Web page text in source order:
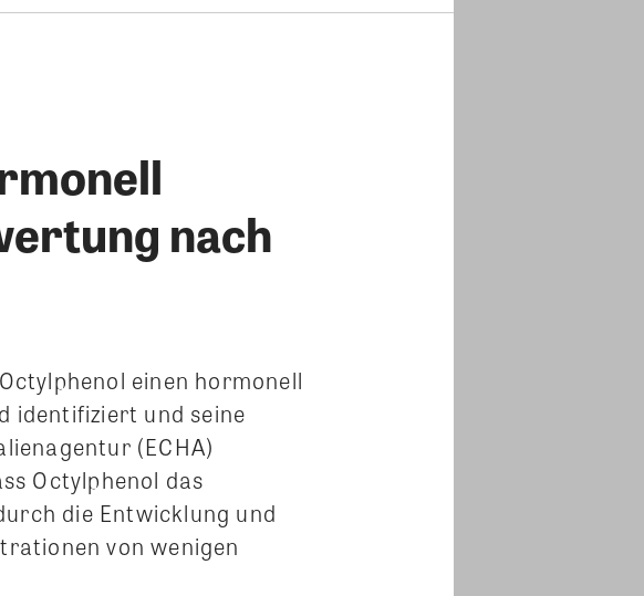
nach
einen hormonell
identifiziert und seine
(ECHA)
Octylphenol das
die Entwicklung und
von wenigen